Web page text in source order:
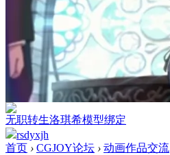
无职转生洛琪希模型绑定
rsdyxjh
首页 › CGJOY论坛 › 动画作品交流